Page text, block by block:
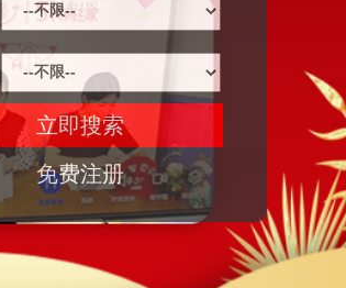
免费注册